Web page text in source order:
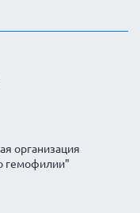
организация
гемофилии"